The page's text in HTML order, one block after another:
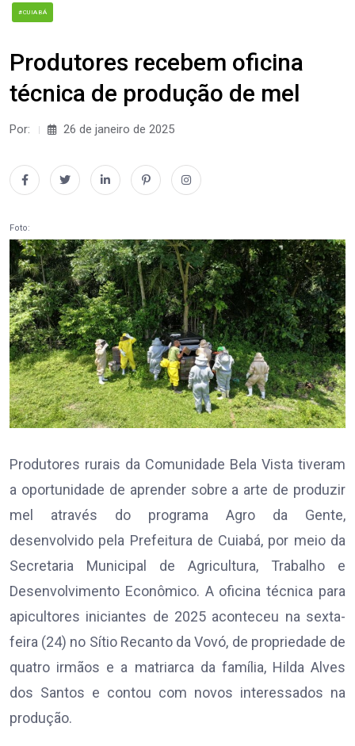
#CUIABÁ
Produtores recebem oficina
técnica de produção de mel
Por: 26 de janeiro de 2025
Foto:
Produtores rurais da Comunidade Bela Vista tiveram
a oportunidade de aprender sobre a arte de produzir
mel através do programa Agro da Gente,
desenvolvido pela Prefeitura de Cuiabá, por meio da
Secretaria Municipal de Agricultura, Trabalho e
Desenvolvimento Econômico. A oficina técnica para
apicultores iniciantes de 2025 aconteceu na sexta-
feira (24) no Sítio Recanto da Vovó, de propriedade de
quatro irmãos e a matriarca da família, Hilda Alves
dos Santos e contou com novos interessados na
produção.